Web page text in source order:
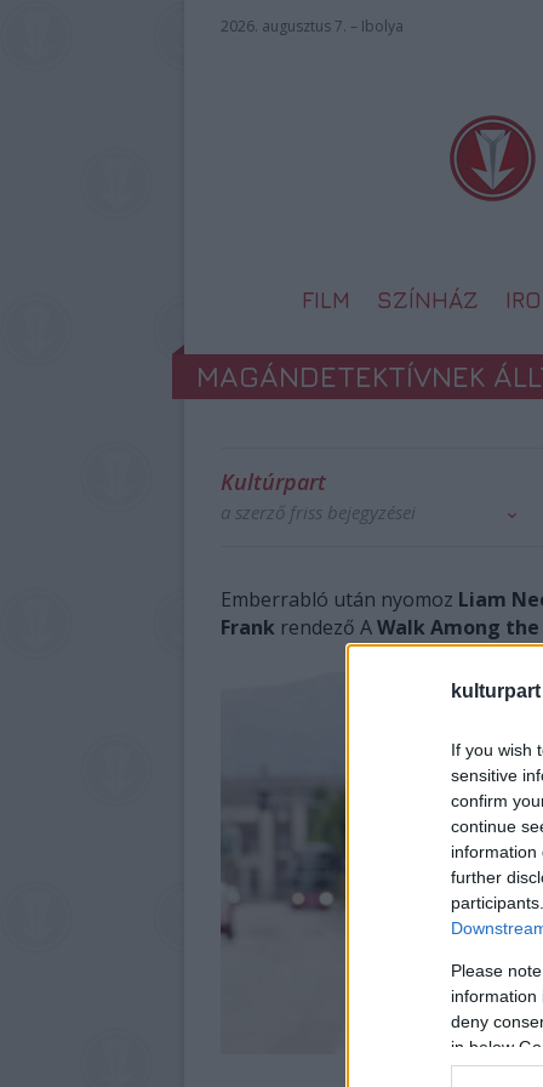
kulturpart
If you wish
sensitive
confirm
continue
information
further
Please
information
deny
in below
2026. augusztus 7. – Ibolya
FILM SZÍNHÁZ
MAGÁNDETEKTÍVNEK
Kultúrpart
a szerző friss bejegyzései
Emberrabló után nyomoz Liam
Frank rendező AWalk Among